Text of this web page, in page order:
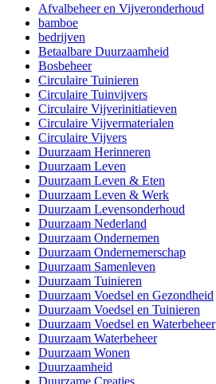
Afvalbeheer en Vijveronderhoud
bamboe
bedrijven
Betaalbare Duurzaamheid
Bosbeheer
Circulaire Tuinieren
Circulaire Tuinvijvers
Circulaire Vijverinitiatieven
Circulaire Vijvermaterialen
Circulaire Vijvers
Duurzaam Herinneren
Duurzaam Leven
Duurzaam Leven & Eten
Duurzaam Leven & Werk
Duurzaam Levensonderhoud
Duurzaam Nederland
Duurzaam Ondernemen
Duurzaam Ondernemerschap
Duurzaam Samenleven
Duurzaam Tuinieren
Duurzaam Voedsel en Gezondheid
Duurzaam Voedsel en Tuinieren
Duurzaam Voedsel en Waterbeheer
Duurzaam Waterbeheer
Duurzaam Wonen
Duurzaamheid
Duurzame Creaties